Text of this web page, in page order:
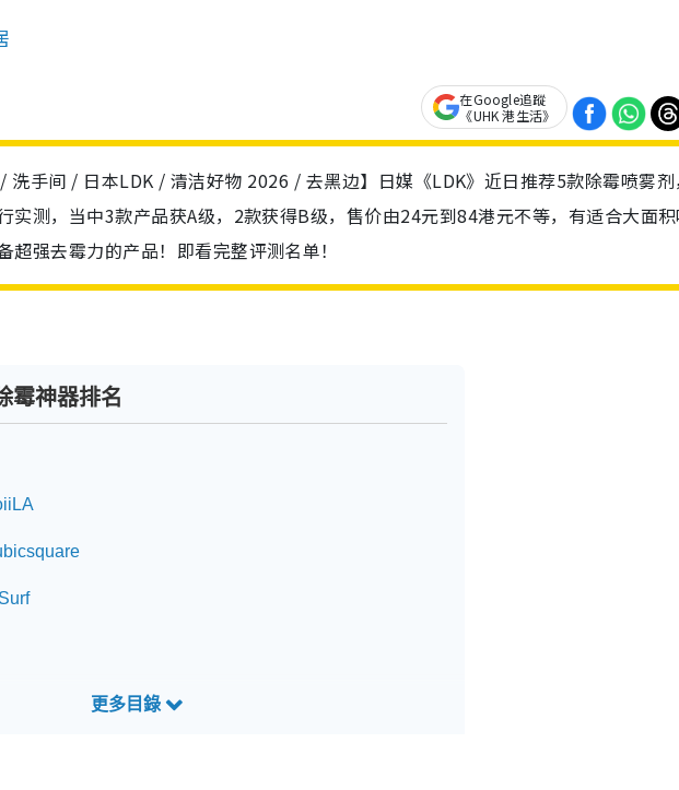
在Google追蹤
《UHK 港生活》
/ 洗手间 / 日本LDK / 清洁好物 2026 / 去黑边】日媒《LDK》近日推荐5款除霉喷雾
实测，当中3款产品获A级，2款获得B级，售价由24元到84港元不等，有适合大面
超强去霉力的产品！即看完整评测名单！
霉神器排名